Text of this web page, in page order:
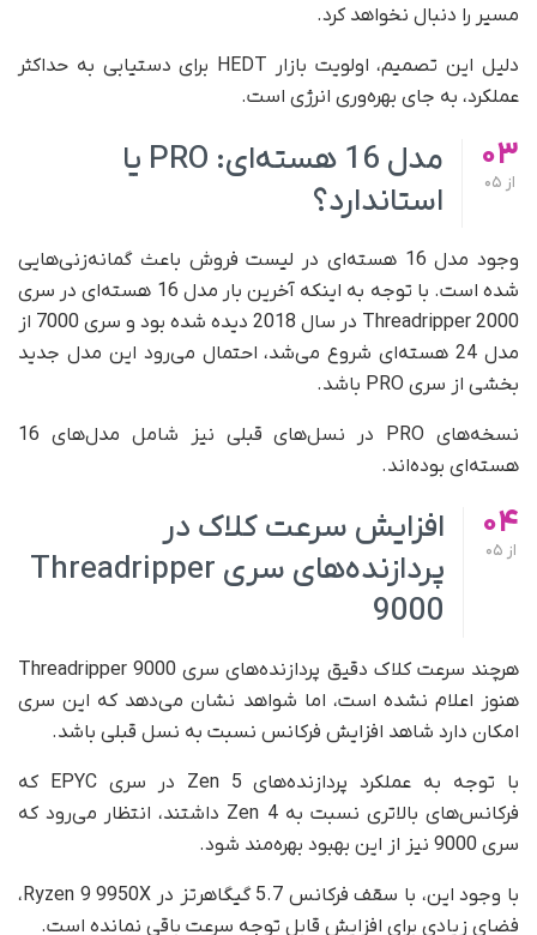
مسیر را دنبال نخواهد کرد.
دلیل این تصمیم، اولویت بازار HEDT برای دستیابی به حداکثر
عملکرد، به جای بهره‌وری انرژی است.
03
از
مدل 16 هسته‌ای: PRO یا
استاندارد؟
وجود مدل 16 هسته‌ای در لیست فروش باعث گمانه‌زنی‌هایی
شده است. با توجه به اینکه آخرین بار مدل 16 هسته‌ای در سری
Threadripper 2000 در سال 2018 دیده شده بود و سری 7000 از
مدل 24 هسته‌ای شروع می‌شد، احتمال می‌رود این مدل جدید
بخشی از سری PRO باشد.
نسخه‌های PRO در نسل‌های قبلی نیز شامل مدل‌های 16
هسته‌ای بوده‌اند.
04
از
افزایش سرعت کلاک در
پردازنده‌های سری Threadripper
9000
هرچند سرعت کلاک دقیق پردازنده‌های سری Threadripper 9000
هنوز اعلام نشده است، اما شواهد نشان می‌دهد که این سری
امکان دارد شاهد افزایش فرکانس نسبت به نسل قبلی باشد.
با توجه به عملکرد پردازنده‌های Zen 5 در سری EPYC که
فرکانس‌های بالاتری نسبت به Zen 4 داشتند، انتظار می‌رود که
سری 9000 نیز از این بهبود بهره‌مند شود.
با وجود این، با سقف فرکانس 5.7 گیگاهرتز در Ryzen 9 9950X،
فضای زیادی برای افزایش قابل توجه سرعت باقی نمانده است.